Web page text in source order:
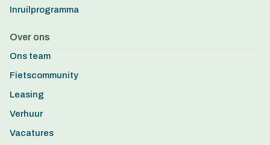
Inruilprogramma
Over ons
Ons team
Fietscommunity
Leasing
Verhuur
Vacatures